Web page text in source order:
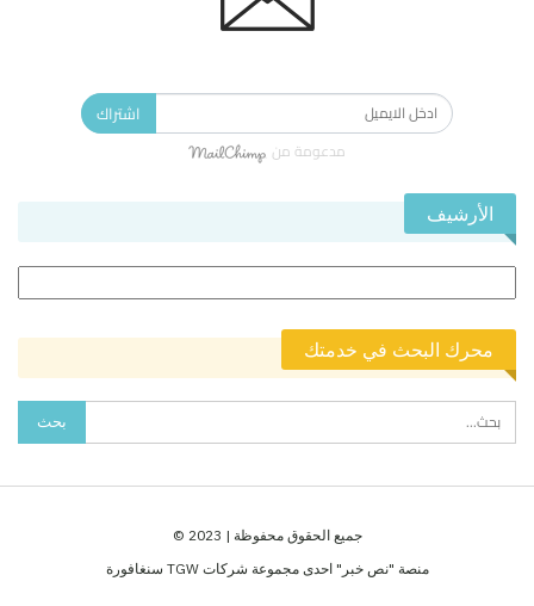
اشتراك
مدعومة من
الأرشيف
محرك البحث في خدمتك
جميع الحقوق محفوظة | 2023 ©
منصة "نص خبر" احدى مجموعة شركات TGW سنغافورة